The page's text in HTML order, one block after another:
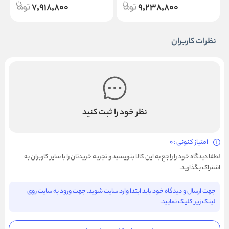
9,238,800
7,918,800
نظرات کاربران
نظر خود را ثبت کنید
امتیاز کنونی : 0
لطفا دیدگاه خود را راجع به این کالا بنویسید و تجربه خریدتان را با سایر کاربران به
اشتراک بگذارید.
جهت ارسال و دیدگاه خود باید ابتدا وارد سایت شوید. جهت ورود به سایت روی
لینک زیر کلیک نمایید.